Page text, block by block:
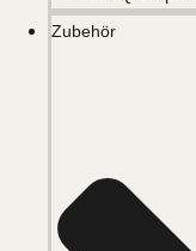
Zubehör